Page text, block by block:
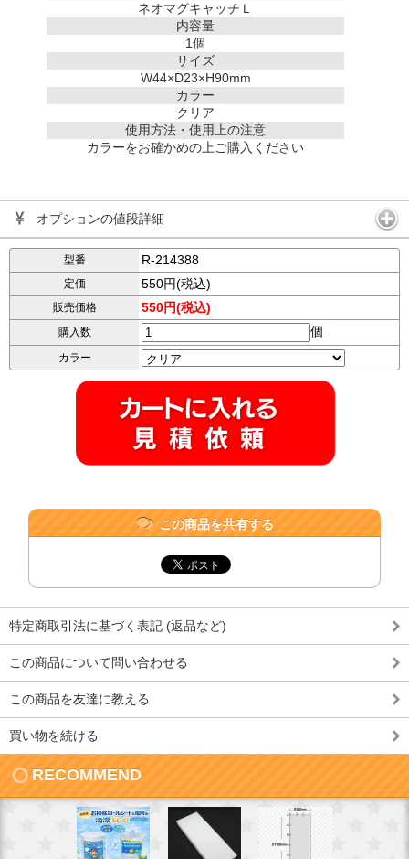
ネオマグキャッチＬ
内容量
1個
サイズ
W44×D23×H90mm
カラー
クリア
使用方法・使用上の注意
カラーをお確かめの上ご購入ください
オプションの値段詳細
型番 R-214388
定価 550円(税込)
販売価格 550円(税込)
購入数 個
カラー
この商品を共有する
特定商取引法に基づく表記 (返品など)
この商品について問い合わせる
この商品を友達に教える
買い物を続ける
RECOMMEND